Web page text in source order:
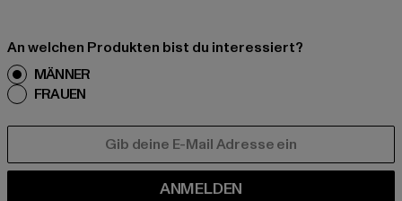
An welchen Produkten bist du interessiert?
MÄNNER
FRAUEN
ANMELDEN